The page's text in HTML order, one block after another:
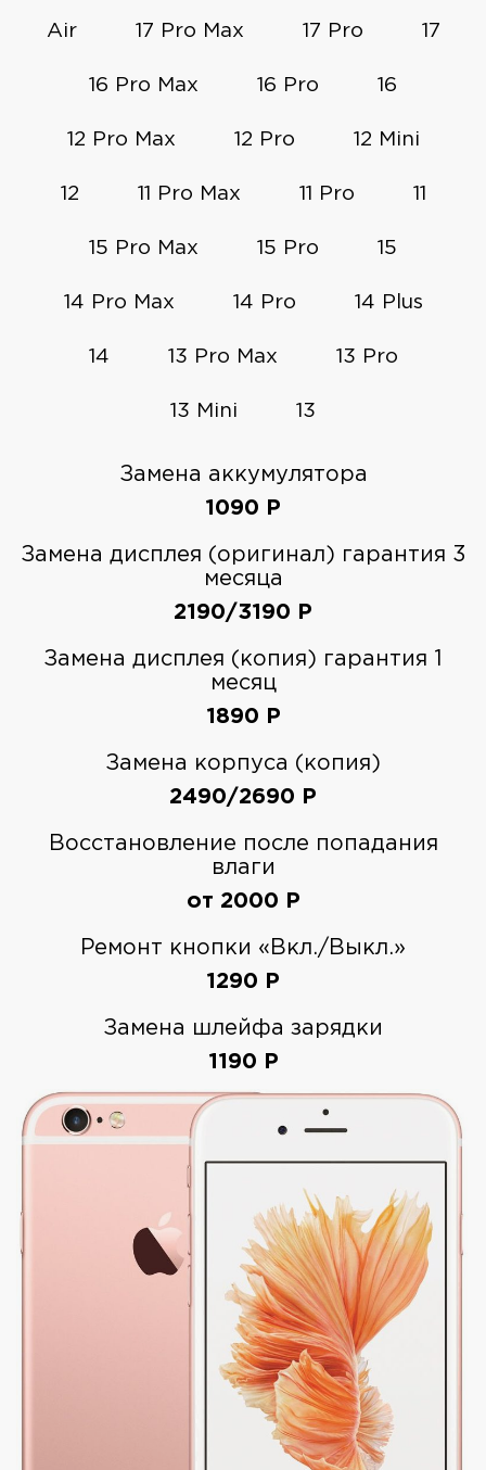
Air 17 Pro Max 17 Pro 17
16 Pro Max 16 Pro 16
12 Pro Max 12 Pro 12 Mini
12 11 Pro Max 11 Pro 11
15 Pro Max 15 Pro 15
14 Pro Max 14 Pro 14 Plus
14 13 Pro Max 13 Pro
13 Mini 13
Замена аккумулятора
1090
Р
Замена дисплея (оригинал) гарантия 3
месяца
2190/3190
Р
Замена дисплея (копия) гарантия 1
месяц
1890
Р
Замена корпуса (копия)
2490/2690
Р
Восстановление после попадания
влаги
от 2000
Р
Ремонт кнопки «Вкл./Выкл.»
1290
Р
Замена шлейфа зарядки
1190
Р